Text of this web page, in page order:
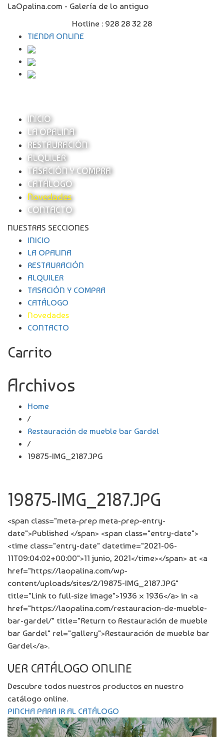
LaOpalina.com - Galería de lo antiguo
Hotline : 928 28 32 28
TIENDA ONLINE
INICIO
LA OPALINA
RESTAURACIÓN
ALQUILER
TASACIÓN Y COMPRA
CATÁLOGO
Novedades
CONTACTO
NUESTRAS SECCIONES
INICIO
LA OPALINA
RESTAURACIÓN
ALQUILER
TASACIÓN Y COMPRA
CATÁLOGO
Novedades
CONTACTO
Carrito
Archivos
Home
/
Restauración de mueble bar Gardel
/
19875-IMG_2187.JPG
19875-IMG_2187.JPG
<span class="meta-prep meta-prep-entry-
date">Published </span> <span class="entry-date">
<time class="entry-date" datetime="2021-06-
11T09:04:02+00:00">11 junio, 2021</time></span> at <a
href="https://laopalina.com/wp-
content/uploads/sites/2/19875-IMG_2187.JPG"
title="Link to full-size image">1936 × 1936</a> in <a
href="https://laopalina.com/restauracion-de-mueble-
bar-gardel/" title="Return to Restauración de mueble
bar Gardel" rel="gallery">Restauración de mueble bar
Gardel</a>.
VER CATÁLOGO ONLINE
Descubre todos nuestros productos en nuestro
catálogo online.
PINCHA PARA IR AL CATÁLOGO